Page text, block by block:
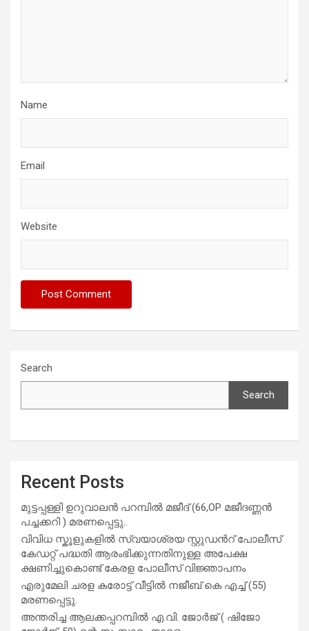
Name
Email
Website
Search
Search
Recent Posts
മുട്ടപ്പള്ളി ഉറുവാലൻ പറമ്പിൽ മജീദ് (66,OP മജീദണ്ണൻ
പച്ചക്കറി ) മരണപ്പെട്ടു..
വിവിധ സ്കൂളുകളില്‍ സ്വയാശ്രയ സ്റ്റുഡന്‍റ് പോലീസ്
കേഡറ്റ് പദ്ധതി ആരംഭിക്കുന്നതിനുള്ള അപേക്ഷ
ക്ഷണിച്ചുകൊണ്ട് കേരള പോലീസ് വിജ്ഞാപനം
എരുമേലി ചരള കരോട്ട് വീട്ടിൽ നജീബ് കെ എച്ച് (55)
മരണപ്പെട്ടു.
അന്തരിച്ച ആ​ല​ക്ക​പ്പ​റമ്പിൽ​ എ.​വി. ജോ​ർ​ജ് ( ഷിജോ